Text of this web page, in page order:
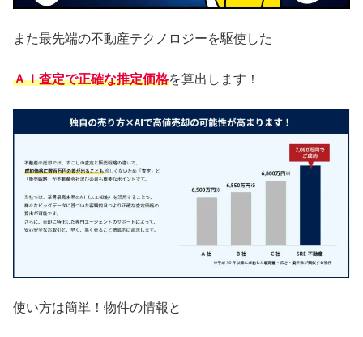
また最先端の不動産テクノロジーを駆使した
ＡＩ査定で正確な推定価格を算出します！
使い方は簡単！物件の情報と